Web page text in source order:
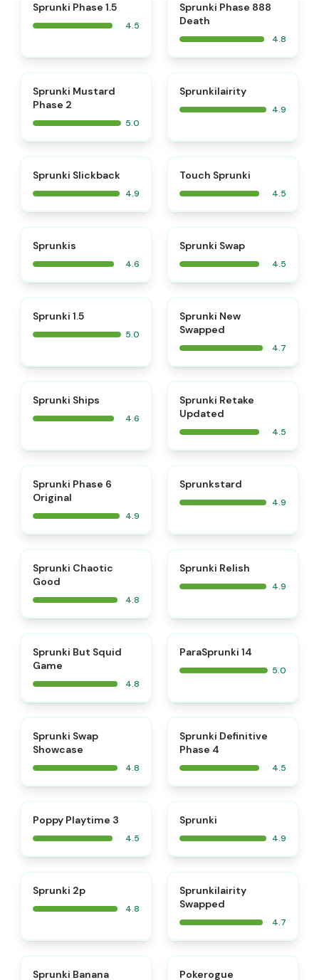
Sprunki Phase 1.5
4.5
Sprunki Phase 888
Death
4.8
Sprunki Mustard
Phase 2
5.0
Sprunkilairity
4.9
Sprunki Slickback
4.9
Touch Sprunki
4.5
Sprunkis
4.6
Sprunki Swap
4.5
Sprunki 1.5
5.0
Sprunki New
Swapped
4.7
Sprunki Ships
4.6
Sprunki Retake
Updated
4.5
Sprunki Phase 6
Original
4.9
Sprunkstard
4.9
Sprunki Chaotic
Good
4.8
Sprunki Relish
4.9
Sprunki But Squid
Game
4.8
ParaSprunki 14
5.0
Sprunki Swap
Showcase
4.8
Sprunki Definitive
Phase 4
4.5
Poppy Playtime 3
4.5
Sprunki
4.9
Sprunki 2p
4.8
Sprunkilairity
Swapped
4.7
Sprunki Banana Pokerogue